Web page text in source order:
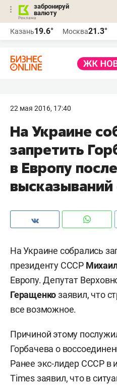
забронируй
валюту
Казань19.6° Москва21.3°
22 мая 2016, 17:40
​На Украине
запретить
в Европу
На Украине собрались
президенту СССР
Европу. Депутат
Геращенкозаявил, что
все возможное.
Причиной этому
Горбачева о
Ранее экс-лидер СССР в
Times заявил, что в